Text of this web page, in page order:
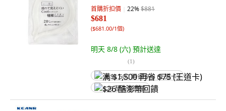
首購折扣價 22%$881
$681
($681.00/1個)
明天 8/8 (六) 預計送達
(1)
满 $1,500 再省 $75 (王道卡)
$26 酷澎幣回饋